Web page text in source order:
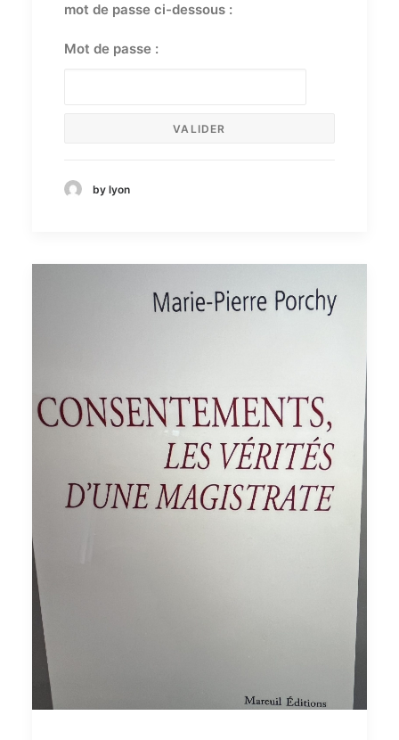
mot de passe ci-dessous :
Mot de passe :
by lyon